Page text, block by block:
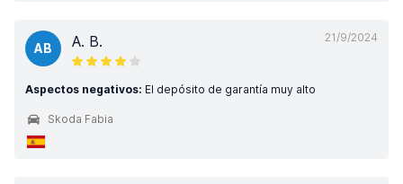
21/9/2024
AB A. B.
Aspectos negativos: El depósito de garantía muy alto
Skoda Fabia